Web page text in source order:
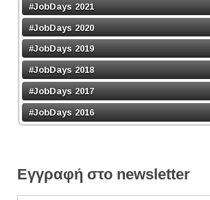
#JobDays 2021
#JobDays 2020
#JobDays 2019
#JobDays 2018
#JobDays 2017
#JobDays 2016
Εγγραφή στο newsletter